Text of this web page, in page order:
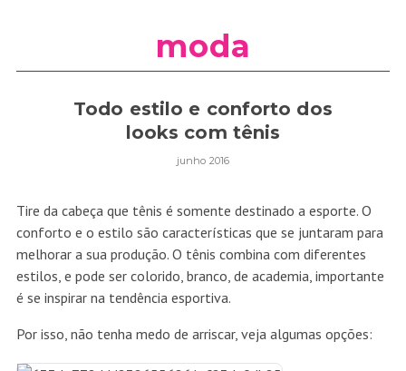
moda
Todo estilo e conforto dos
looks com tênis
junho 2016
Tire da cabeça que tênis é somente destinado a esporte. O
conforto e o estilo são características que se juntaram para
melhorar a sua produção. O tênis combina com diferentes
estilos, e pode ser colorido, branco, de academia, importante
é se inspirar na tendência esportiva.
Por isso, não tenha medo de arriscar, veja algumas opções: